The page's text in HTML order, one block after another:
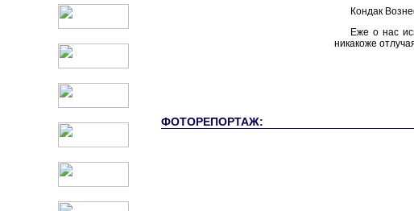
Кондак
Еже о нас
никакоже
ФОТОРЕПОРТАЖ: